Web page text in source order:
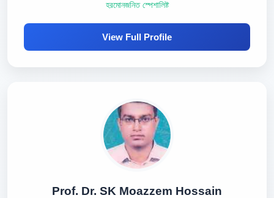
হরমোনজনিত স্পেশালিষ্ট
View Full Profile
Prof. Dr. SK Moazzem Hossain